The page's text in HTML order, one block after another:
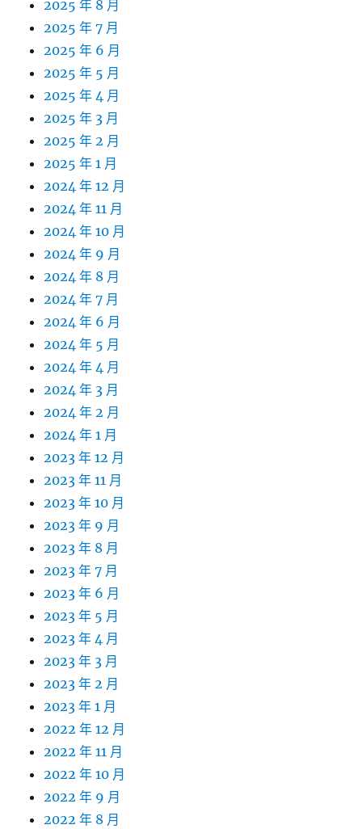
2025 年 8 月
2025 年 7 月
2025 年 6 月
2025 年 5 月
2025 年 4 月
2025 年 3 月
2025 年 2 月
2025 年 1 月
2024 年 12 月
2024 年 11 月
2024 年 10 月
2024 年 9 月
2024 年 8 月
2024 年 7 月
2024 年 6 月
2024 年 5 月
2024 年 4 月
2024 年 3 月
2024 年 2 月
2024 年 1 月
2023 年 12 月
2023 年 11 月
2023 年 10 月
2023 年 9 月
2023 年 8 月
2023 年 7 月
2023 年 6 月
2023 年 5 月
2023 年 4 月
2023 年 3 月
2023 年 2 月
2023 年 1 月
2022 年 12 月
2022 年 11 月
2022 年 10 月
2022 年 9 月
2022 年 8 月